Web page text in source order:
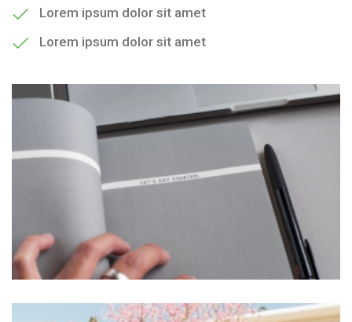
Lorem ipsum dolor sit amet
Lorem ipsum dolor sit amet